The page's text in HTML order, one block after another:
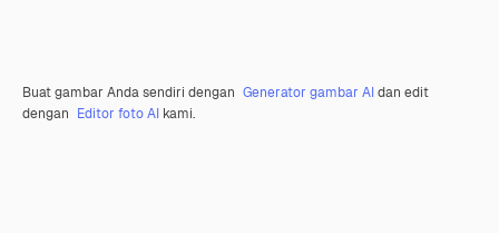
Buat gambar Anda sendiri dengan Generator gambar AIdan edit
dengan Editor foto AI kami.